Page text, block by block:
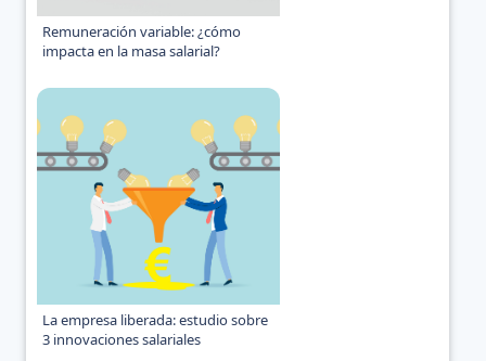
Remuneración variable: ¿cómo
impacta en la masa salarial?
La empresa liberada: estudio sobre
3 innovaciones salariales